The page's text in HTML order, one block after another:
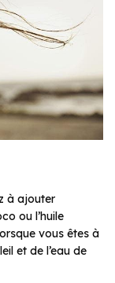
à ajouter
ou l’huile
vous êtes à
et de l’eau de